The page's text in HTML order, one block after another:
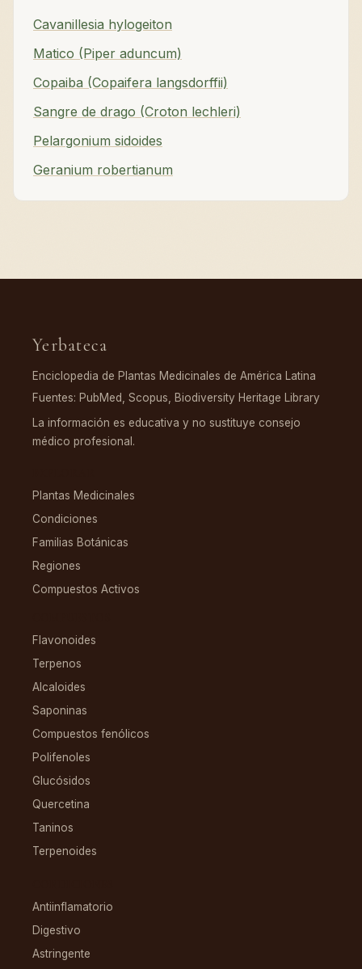
Cavanillesia hylogeiton
Matico (Piper aduncum)
Copaiba (Copaifera langsdorffii)
Sangre de drago (Croton lechleri)
Pelargonium sidoides
Geranium robertianum
Yerbateca
Enciclopedia de Plantas Medicinales de América Latina
Fuentes: PubMed, Scopus, Biodiversity Heritage Library
La información es educativa y no sustituye consejo
médico profesional.
Plantas Medicinales
Condiciones
Familias Botánicas
Regiones
Compuestos Activos
Flavonoides
Terpenos
Alcaloides
Saponinas
Compuestos fenólicos
Polifenoles
Glucósidos
Quercetina
Taninos
Terpenoides
Antiinflamatorio
Digestivo
Astringente